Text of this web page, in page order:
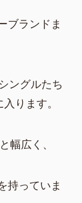
ブランドま
ングルたち
ります。
幅広く、
持っていま